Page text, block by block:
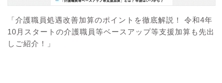
「介護職員処遇改善加算のポイントを徹底解説！ 令和4年
10月スタートの介護職員等ベースアップ等支援加算も先出
しご紹介！」